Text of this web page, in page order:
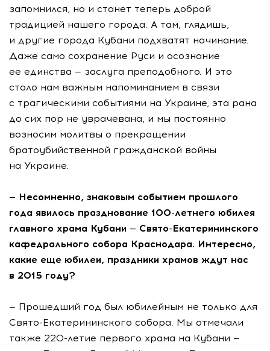
запомнился, но и станет теперь доброй
традицией нашего города. А там, глядишь,
и другие города Кубани подхватят начинание.
Даже само сохранение Руси и осознание
ее единства — заслуга преподобного. И это
стало нам важным напоминанием в связи
с трагическими событиями на Украине, эта рана
до сих пор не уврачевана, и мы постоянно
возносим молитвы о прекращении
братоубийственной гражданской войны
на Украине.
— Несомненно, знаковым событием прошлого
года явилось празднование 100-летнего юбилея
главного храма Кубани — Свято-Екатерининского
кафедрального собора Краснодара. Интересно,
какие еще юбилеи, праздники храмов ждут нас
в 2015 году?
— Прошедший год был юбилейным не только для
Свято-Екатерининского собора. Мы отмечали
также 220-летие первого храма на Кубани —